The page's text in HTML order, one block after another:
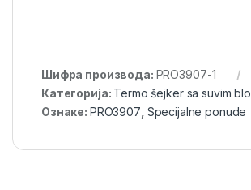
Шифра производа: PRO3907-1
Категорија: Termo šejker sa suvim
Ознаке: PRO3907 Specijalne ponude